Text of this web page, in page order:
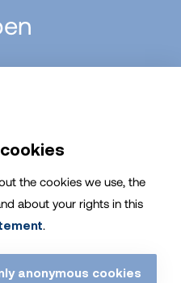
the cookies we use, the
about your rights in this
anonymous cookies